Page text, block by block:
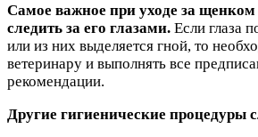
Самое важное при уходе за
следить за его глазами. Если глаза
или из них выделяется гной, то
ветеринару и выполнять все
рекомендации.
Другие гигиенические процедуры